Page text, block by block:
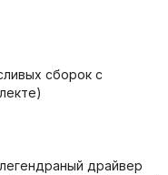
сборок с
драйвер